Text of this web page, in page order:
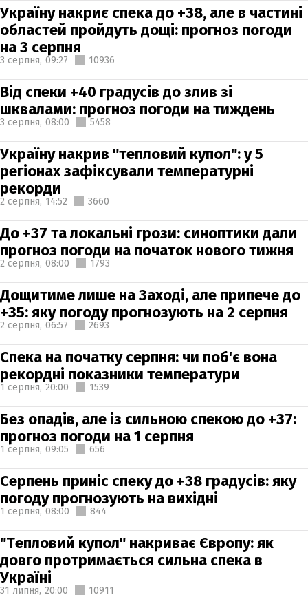
Україну накриє спека до +38, але в частині
областей пройдуть дощі: прогноз погоди
на 3 серпня
3 серпня, 09:27 10936
Від спеки +40 градусів до злив зі
шквалами: прогноз погоди на тиждень
3 серпня, 08:00 5458
Україну накрив "тепловий купол": у 5
регіонах зафіксували температурні
рекорди
2 серпня, 14:52 3660
До +37 та локальні грози: синоптики дали
прогноз погоди на початок нового тижня
2 серпня, 08:00 1793
Дощитиме лише на Заході, але припече до
+35: яку погоду прогнозують на 2 серпня
2 серпня, 06:57 2693
Спека на початку серпня: чи поб'є вона
рекордні показники температури
1 серпня, 20:00 1539
Без опадів, але із сильною спекою до +37:
прогноз погоди на 1 серпня
1 серпня, 09:05 656
Серпень приніс спеку до +38 градусів: яку
погоду прогнозують на вихідні
1 серпня, 08:00 844
"Тепловий купол" накриває Європу: як
довго протримається сильна спека в
Україні
31 липня, 20:00 10911